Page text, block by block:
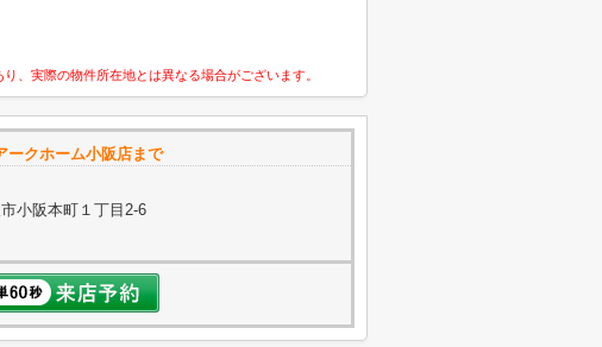
、実際の物件所在地とは異なる場合がございます。
クホーム小阪店まで
小阪本町１丁目2-6